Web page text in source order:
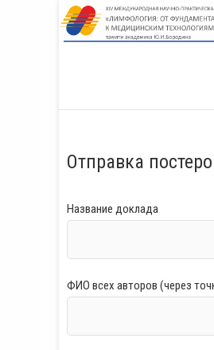
Skip
to
Отправка
Название доклада
ФИО всех авторов (через